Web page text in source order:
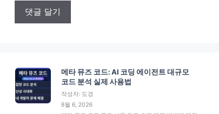
메타 뮤즈 코드: AI 코딩 에이전트 대규모
코드 분석 실제 사용법
작성자: 도경
8월 6, 2026